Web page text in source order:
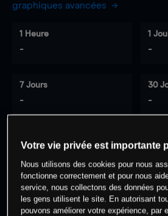
graphiques avancées
1 Heure
-
1
-
7 Jours
-
30
-
0 % des clients ont une
cet actif
Commencez à
Votre vie privée est importante
Nous utilisons des cookies pour nous
fonctionne correctement et pour nous
service, nous collectons des données
les gens utilisent le site. En autorisant
pouvons améliorer votre expérience, par